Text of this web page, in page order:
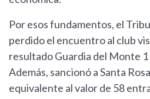
Por esos fundamentos, el
perdido el encuentro al club
resultado Guardia del Monte 1
Además, sancionó a Santa
equivalente al valor de 58